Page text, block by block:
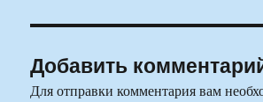
Добавить
Для отправки комментария вам